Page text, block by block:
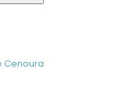
Cenoura